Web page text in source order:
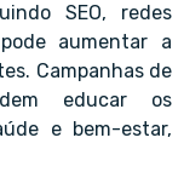
SEO, redes
aumentar a
Campanhas de
educar os
e bem-estar,